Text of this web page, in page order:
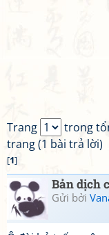
Trang
trong
trang (1 bài trả lời)
[1]
Bản dịch
Gửi bởi